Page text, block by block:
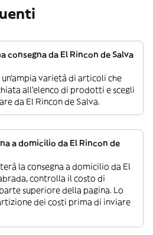
consegna da El Rincon de Salva
varietà di articoli che
all’elenco di prodotti e scegli
da El Rincon de Salva.
a domicilio da El Rincon de
la consegna a domicilio da El
controlla il costo di
superiore della pagina. Lo
dei costi prima di inviare